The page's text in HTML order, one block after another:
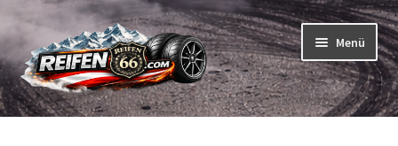
Zur
Navigation
springen
Zum
Inhalt
springen
Menü
Reifen